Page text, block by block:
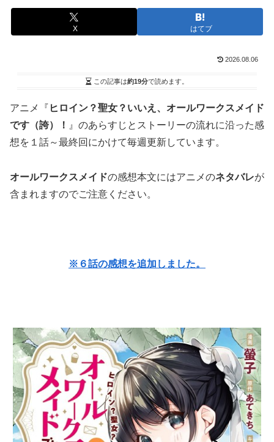
X はてブ
2026.08.06
この記事は約19分で読めます。
アニメ『 ヒロイン？聖女？いいえ、オールワークスメイド
です（誇）！ 』のあらすじとストーリーの流れに沿った感
想を１話～最終回にかけて毎週更新しています。
オールワークスメイドの感想本文にはアニメのネタバレが
含まれますのでご注意ください。
※６話の感想を追加しました。